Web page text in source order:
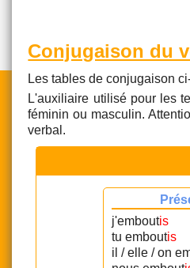
Conjugaison du
Les tables de conjugaison
L'auxiliaire utilisé pour les
féminin ou masculin.
verbal.
j'emboutis
tu emboutis
il / elle / on